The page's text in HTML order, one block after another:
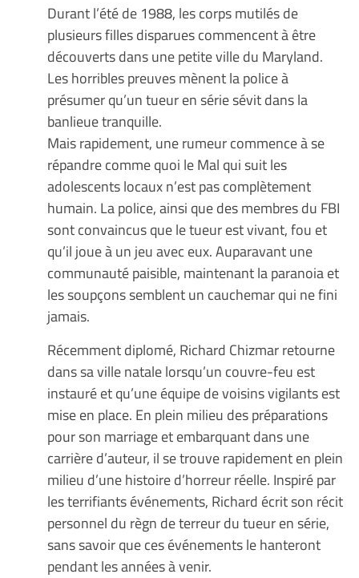
Durant l’été de 1988, les corps mutilés de
plusieurs filles disparues commencent à être
découverts dans une petite ville du Maryland.
Les horribles preuves mènent la police à
présumer qu’un tueur en série sévit dans la
banlieue tranquille.
Mais rapidement, une rumeur commence à se
répandre comme quoi le Mal qui suit les
adolescents locaux n’est pas complètement
humain. La police, ainsi que des membres du FBI
sont convaincus que le tueur est vivant, fou et
qu’il joue à un jeu avec eux. Auparavant une
communauté paisible, maintenant la paranoia et
les soupçons semblent un cauchemar qui ne fini
jamais.
Récemment diplomé, Richard Chizmar retourne
dans sa ville natale lorsqu’un couvre-feu est
instauré et qu’une équipe de voisins vigilants est
mise en place. En plein milieu des préparations
pour son marriage et embarquant dans une
carrière d’auteur, il se trouve rapidement en plein
milieu d’une histoire d’horreur réelle. Inspiré par
les terrifiants événements, Richard écrit son récit
personnel du règn de terreur du tueur en série,
sans savoir que ces événements le hanteront
pendant les années à venir.